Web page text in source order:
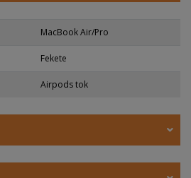
MacBook Air/Pro
Fekete
Airpods tok